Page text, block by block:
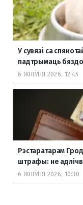
У сувязі са
падтрымаць
6 ЖНІЎНЯ 2026, 12:45
Рэстаратарам
штрафы: не
6 ЖНІЎНЯ 2026, 10:30